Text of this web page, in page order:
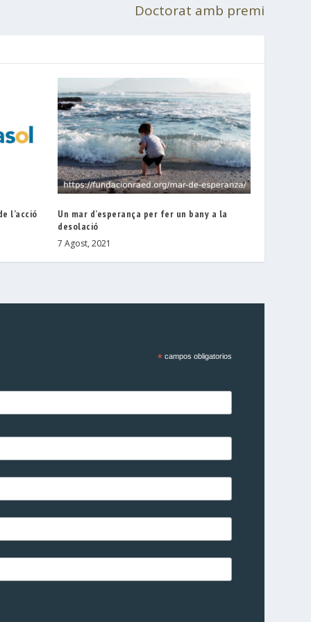
Doctorat amb premi
l’acció
Un mar d’esperança per fer un bany a la
desolació
7 Agost, 2021
*campos obligatorios